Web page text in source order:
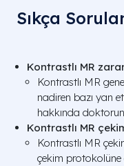
Sıkça
Kontrastlı MR
Kontrastlı MR
nadiren bazı yan
hakkında
Kontrastlı MR
Kontrastlı MR
çekim